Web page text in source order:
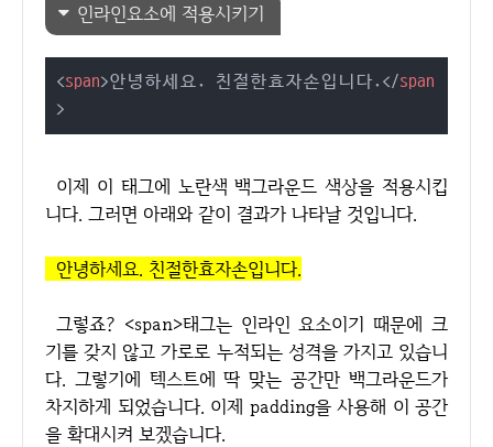
인라인요소에 적용시키기
<span>안녕하세요. 친절한효자손입니다. </span
>
이제 이 태그에 노란색 백그라운드 색상을 적용시킵
니다. 그러면 아래와 같이 결과가 나타날 것입니다.
안녕하세요. 친절한효자손입니다.
그렇죠? <span>태그는 인라인 요소이기 때문에 크
기를 갖지 않고 가로로 누적되는 성격을 가지고 있습니
다. 그렇기에 텍스트에 딱 맞는 공간만 백그라운드가
차지하게 되었습니다. 이제 padding을 사용해 이 공간
을 확대시켜 보겠습니다.